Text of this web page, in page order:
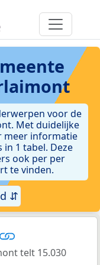
voor de
Met duidelijke
meer informatie
1 tabel. Deze
ook per per
te vinden.
⇵
telt 15.030